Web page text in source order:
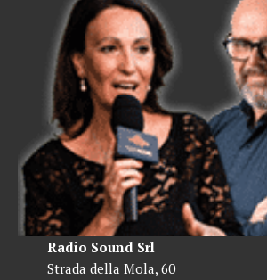
Radio Sound Srl
Strada della Mola, 60